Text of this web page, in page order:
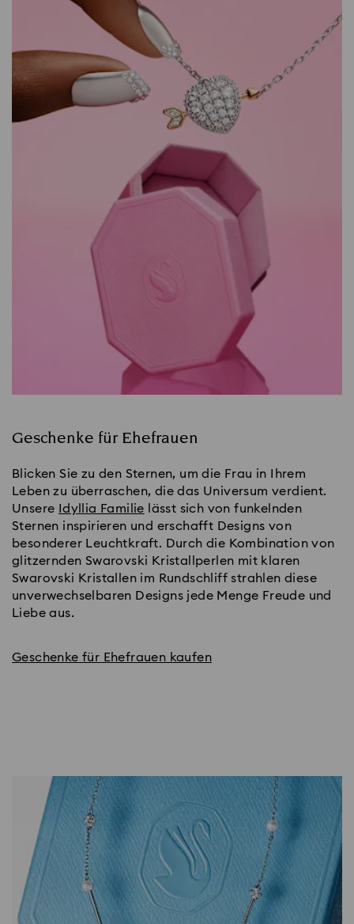
Geschenke für Ehefrauen
Blicken Sie zu den Sternen, um die Frau in Ihrem
Leben zu überraschen, die das Universum verdient.
Unsere
Idyllia Familie lässt sich von funkelnden
Sternen inspirieren und erschafft Designs von
besonderer Leuchtkraft. Durch die Kombination von
glitzernden Swarovski Kristallperlen mit klaren
Swarovski Kristallen im Rundschliff strahlen diese
unverwechselbaren Designs jede Menge Freude und
Liebe aus.
Geschenke für Ehefrauen kaufen